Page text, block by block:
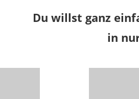
Du willst ganz
in